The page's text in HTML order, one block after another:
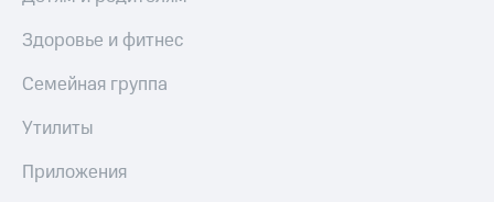
Здоровье и фитнес
Семейная группа
Утилиты
Приложения